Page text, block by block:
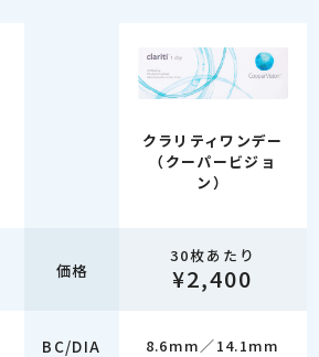
価格
BC/DIA
クラリティワンデー
（クーパービジョ
ン）
30枚あたり
¥2,400
8.6mm／14.1mm